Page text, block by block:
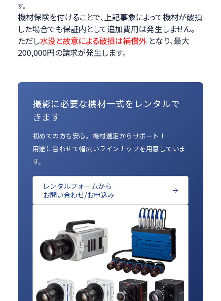
す。
機材保険を付けることで、上記事象によって機材が破損
した場合でも保証内として追加費用は発生しません。
ただし水没と故意による破損は補償外となり、最大
200,000円の請求が発生します。
撮影に必要な機材一式をレンタルで
きます
初めての方も安心。機材選定からサポート！
用途に合わせて幅広いラインナップを用意していま
す。
レンタルフォームから
お問い合わせ/お申込み